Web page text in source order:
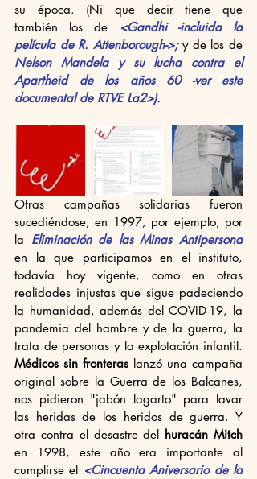
su época. (Ni que decir tiene que
también los de <Gandhi -incluida la
película de R. Attenborough->;
Nelson Mandela y su lucha contra el
Apartheid de los años 60 -ver este
documental de RTVE La2>).
Otras campañas solidarias fueron
sucediéndose, en 1997, por ejemplo, por
la Eliminación de las Minas Antipersona
en la que participamos en el instituto,
todavía hoy vigente, como en otras
realidades injustas que sigue padeciendo
la humanidad, además del COVID-19, la
pandemia del hambre y de la guerra, la
Médicos sin fronteras lanzó una campaña
original sobre la Guerra de los Balcanes,
nos pidieron "jabón lagarto" para lavar
las heridas de los heridos de guerra. Y
otra contra el desastre del
en 1998, este año era importante al
cumplirse el <Cincuenta Aniversario de la